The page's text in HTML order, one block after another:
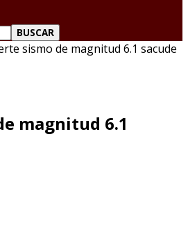
sismo de magnitud 6.1 sacude
magnitud 6.1